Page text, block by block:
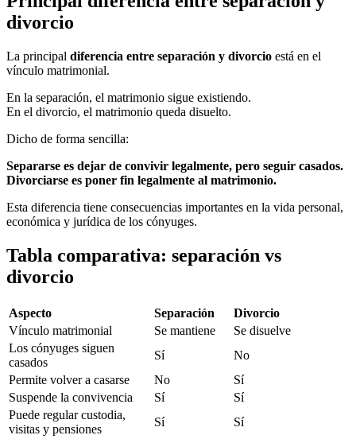
divorcio
La principal diferencia entre separación y divorcio está en el
vínculo matrimonial.
En la separación, el matrimonio sigue existiendo.
En el divorcio, el matrimonio queda disuelto.
Dicho de forma sencilla:
Separarse es dejar de convivir legalmente, pero seguir casados.
Divorciarse es poner fin legalmente al matrimonio.
Esta diferencia tiene consecuencias importantes en la vida personal,
económica y jurídica de los cónyuges.
Tabla comparativa: separación vs
divorcio
Aspecto Separación
Divorcio
Vínculo matrimonial
Se mantiene
Se disuelve
Los cónyuges siguen
casados
Sí
No
Permite volver a casarse
No
Sí
Suspende la convivencia
Sí
Sí
Puede regular custodia,
visitas y pensiones
Sí
Sí